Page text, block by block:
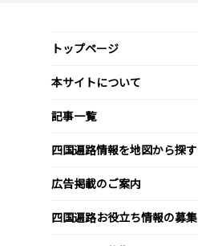
トップページ
本サイトについて
記事一覧
四国遍路情報を地図から探す
広告掲載のご案内
四国遍路お役立ち情報の募集